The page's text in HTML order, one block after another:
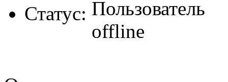
Статус: